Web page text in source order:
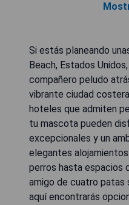
Si estás planeando
Beach, Estados
compañero peludo
vibrante ciudad
hoteles que admiten
tu mascota pueden
excepcionales y un
elegantes
perros hasta espacios
amigo de cuatro patas
aquí encontrarás